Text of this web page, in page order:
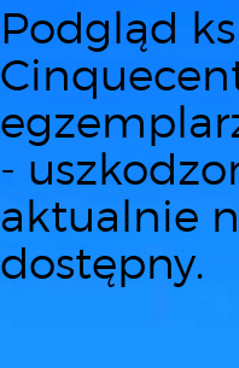
Podgląd
-
aktualnie
dostępny.